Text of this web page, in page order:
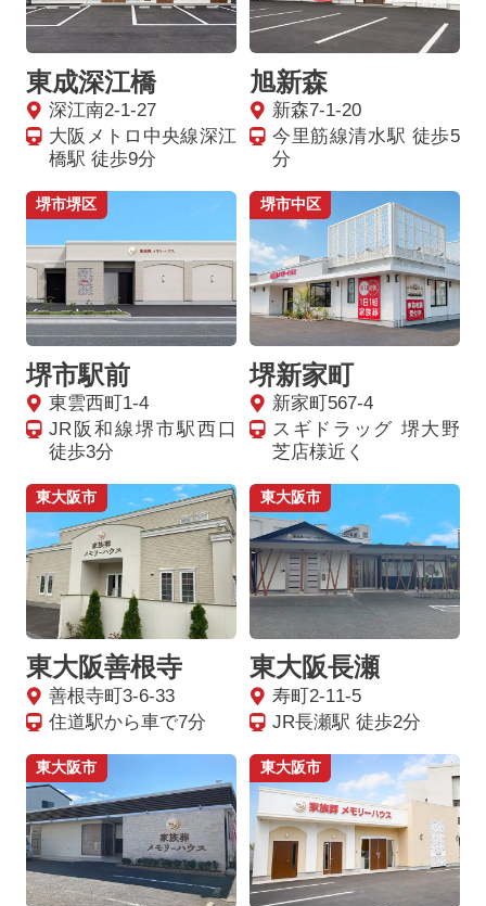
東成深江橋
深江南2-1-27
大阪メトロ中央線深江
橋駅 徒歩9分
旭新森
新森7-1-20
今里筋線清水駅 徒歩5
分
堺市堺区
堺市駅前
東雲西町1-4
JR阪和線堺市駅西口
徒歩3分
堺市中区
堺新家町
新家町567-4
スギドラッグ 堺大野
芝店様近く
東大阪市
東大阪善根寺
善根寺町3-6-33
住道駅から車で7分
東大阪市
東大阪長瀬
寿町2-11-5
JR長瀬駅 徒歩2分
東大阪市 東大阪市